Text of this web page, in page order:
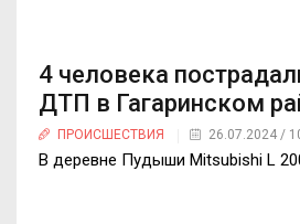
4 человека
ДТП в Гагаринском
ПРОИСШЕСТВИЯ 26.07.2024 /
В деревне Пудыши Mitsubishi L